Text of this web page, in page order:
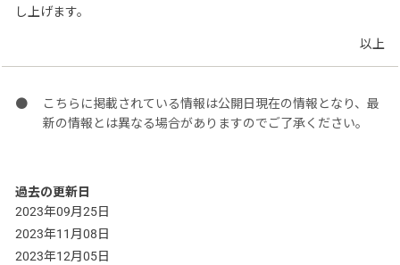
し上げます。
以上
こちらに掲載されている情報は公開日現在の情報となり、最
新の情報とは異なる場合がありますのでご了承ください。
過去の更新日
2023年09月25日
2023年11月08日
2023年12月05日